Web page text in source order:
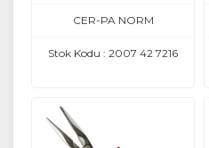
CER-PA NORM
Stok Kodu : 2007 42 7216